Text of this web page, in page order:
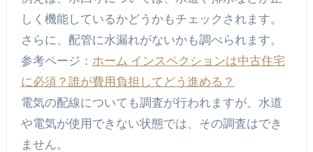
しく機能しているかどうかもチェックされます。
さらに、配管に水漏れがないかも調べられます。
参考ページ： ホーム インスペクションは中古住宅
に必須？誰が費用負担してどう進める？
電気の配線についても調査が行われますが、水道
や電気が使用できない状態では、その調査はでき
ません。